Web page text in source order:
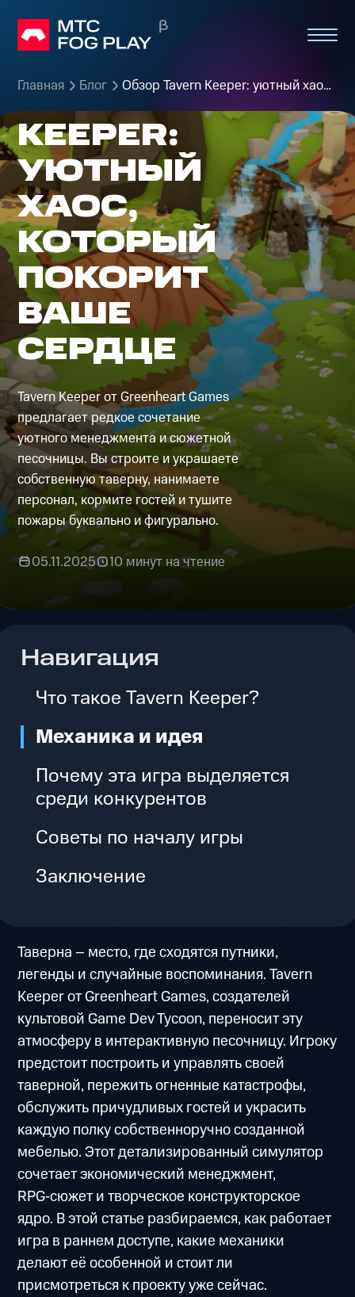
Главная Блог Обзор Tavern Keeper: уютный хаос, который покорит ваше сердце
ОБЗОР
TAVERN
KEEPER:
УЮТНЫЙ
ХАОС,
КОТОРЫЙ
ПОКОРИТ
ВАШЕ
СЕРДЦЕ
Tavern Keeper от Greenheart Games
предлагает редкое сочетание
уютного менеджмента и сюжетной
песочницы. Вы строите и украшаете
собственную таверну, нанимаете
персонал, кормите гостей и тушите
пожары буквально и фигурально.
05.11.2025 10 минут на чтение
Навигация
Что такое Tavern Keeper?
Механика и идея
Почему эта игра выделяется
среди конкурентов
Советы по началу игры
Заключение
Таверна – место, где сходятся путники,
легенды и случайные воспоминания. Tavern
Keeper от Greenheart Games, создателей
культовой Game Dev Tycoon, переносит эту
атмосферу в интерактивную песочницу. Игроку
предстоит построить и управлять своей
таверной, пережить огненные катастрофы,
обслужить причудливых гостей и украсить
каждую полку собственноручно созданной
мебелью. Этот детализированный симулятор
сочетает экономический менеджмент,
RPG‑сюжет и творческое конструкторское
ядро. В этой статье разбираемся, как работает
игра в раннем доступе, какие механики
делают её особенной и стоит ли
присмотреться к проекту уже сейчас.